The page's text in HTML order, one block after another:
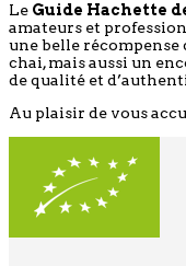
Le Guide Hachette
amateurs et
une belle
chai, mais aussi un
de qualité et
Au plaisir de vous